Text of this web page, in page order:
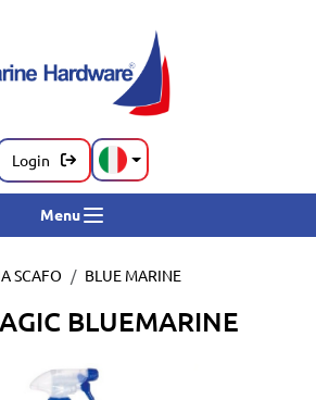
Login
Menu
SCAFO BLUE MARINE
BLUEMARINE